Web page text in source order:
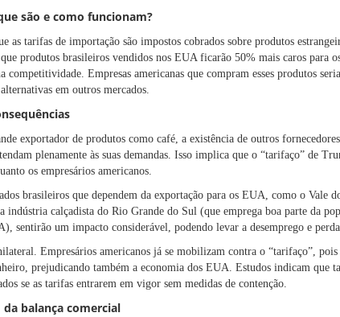
são e como funcionam?
as tarifas de importação são impostos cobrados sobre produtos
produtos brasileiros vendidos nos EUA ficarão 50% mais caros para
competitividade. Empresas americanas que compram esses produtos
em outros mercados.
exportador de produtos como café, a existência de outros
plenamente às suas demandas. Isso implica que o “tarifaço” de
os empresários americanos.
brasileiros que dependem da exportação para os EUA, como o Vale
indústria calçadista do Rio Grande do Sul (que emprega boa parte da
sentirão um impacto considerável, podendo levar a desemprego e
Empresários americanos já se mobilizam contra o “tarifaço”, pois
prejudicando também a economia dos EUA. Estudos indicam que
se as tarifas entrarem em vigor sem medidas de contenção.
balança comercial